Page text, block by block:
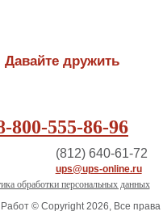
Давайте дружить
800-555-86-96
(812) 640-61-72
ups@ups-online.ru
обработки персональных данных
© Copyright 2026, Все